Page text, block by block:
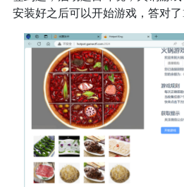
KTX进制转换
Cyberchef
零宽字符加密
鼠标测试
免费API
IDC – 雨云
Airport – Glados
安装好之后可以开始游戏，答对